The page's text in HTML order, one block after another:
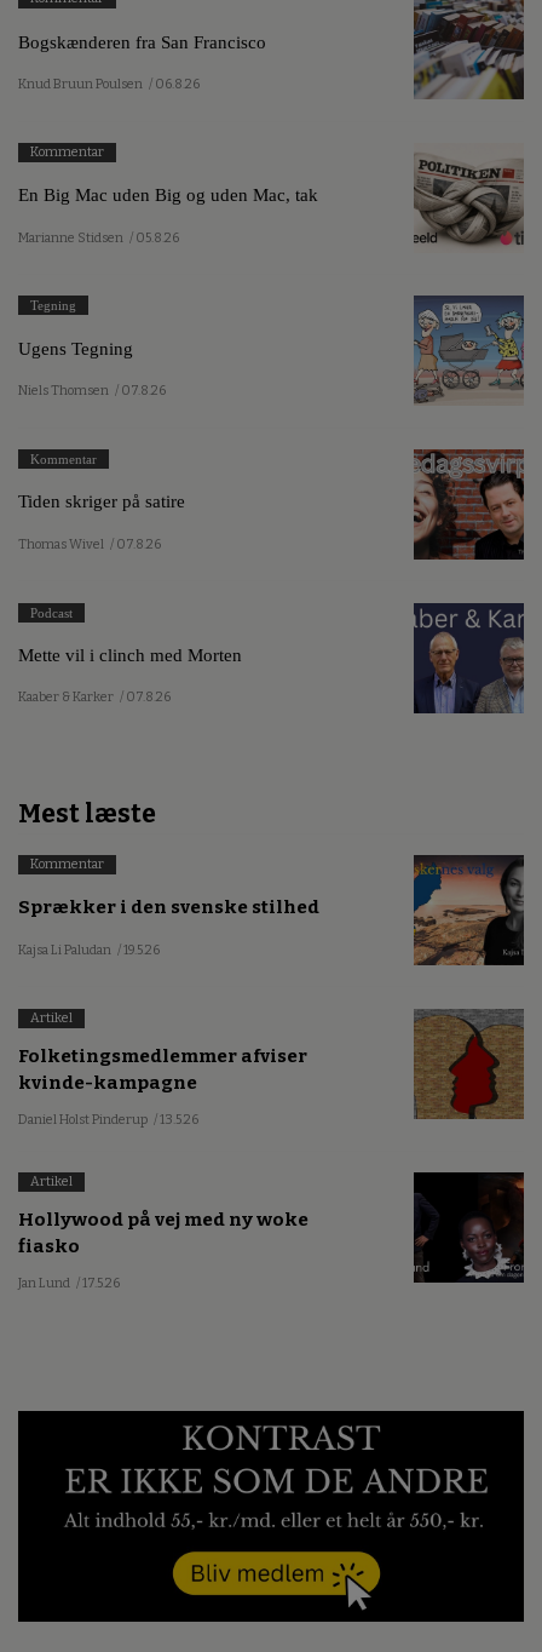
Bogskænderen fra San Francisco
Knud Bruun Poulsen / 06.8.26
Kommentar
En Big Mac uden Big og uden Mac, tak
Marianne Stidsen / 05.8.26
Tegning
Ugens Tegning
Niels Thomsen / 07.8.26
Kommentar
Tiden skriger på satire
Thomas Wivel / 07.8.26
Podcast
Mette vil i clinch med Morten
Kaaber & Karker / 07.8.26
Mest læste
Kommentar
Sprækker i den svenske stilhed
Kajsa Li Paludan / 19.5.26
Artikel
Folketingsmedlemmer afviser
kvinde-kampagne
Daniel Holst Pinderup / 13.5.26
Artikel
Hollywood på vej med ny woke
fiasko
Jan Lund / 17.5.26